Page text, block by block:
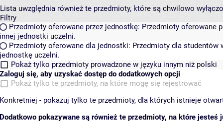
Lista uwzględnia również te przedmioty, które są chwilowo
Filtry
Przedmioty oferowane przez jednostkę: Przedmioty oferowane
innej jednostki uczelni.
Przedmioty oferowane dla jednostki: Przedmioty dla studentów
jednostkę uczelni.
Pokaż tylko przedmioty prowadzone w języku innym niż polski
Zaloguj się, aby uzyskać dostęp do dodatkowych opcji
Pokaż tylko te przedmioty, na które mogę się rejestrować
Konkretniej - pokazuj tylko te przedmioty, dla których istnieje
Dodatkowo pokazywane są również te przedmioty, na które jesteś